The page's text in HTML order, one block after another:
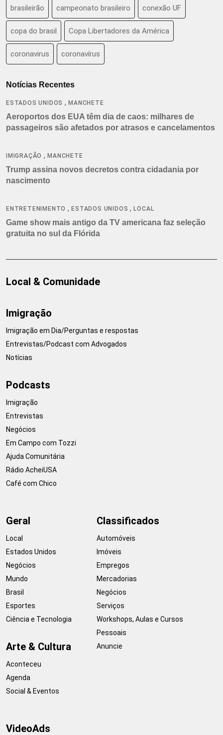
brasileirão campeonato brasileiro conexão UF
copa do brasil Copa Libertadores da América
coronavirus coronavírus
Notícias Recentes
ESTADOS UNIDOS ,MANCHETE
Aeroportos dos EUA têm dia de caos: milhares de
passageiros são afetados por atrasos e cancelamentos
IMIGRAÇÃO ,MANCHETE
Trump assina novos decretos contra cidadania por
nascimento
ENTRETENIMENTO ,ESTADOS UNIDOS ,LOCAL
Game show mais antigo da TV americana faz seleção
gratuita no sul da Flórida
Local & Comunidade
Imigração
Imigração em Dia/Perguntas e respostas
Entrevistas/Podcast com Advogados
Notícias
Podcasts
Imigração
Entrevistas
Negócios
Em Campo com Tozzi
Ajuda Comunitária
Rádio AcheiUSA
Café com Chico
Geral
Local
Estados Unidos
Negócios
Mundo
Brasil
Esportes
Ciência e Tecnologia
Arte & Cultura
Aconteceu
Agenda
Social & Eventos
Classificados
Automóveis
Imóveis
Empregos
Mercadorias
Negócios
Serviços
Workshops, Aulas e Cursos
Pessoais
Anuncie
VideoAds